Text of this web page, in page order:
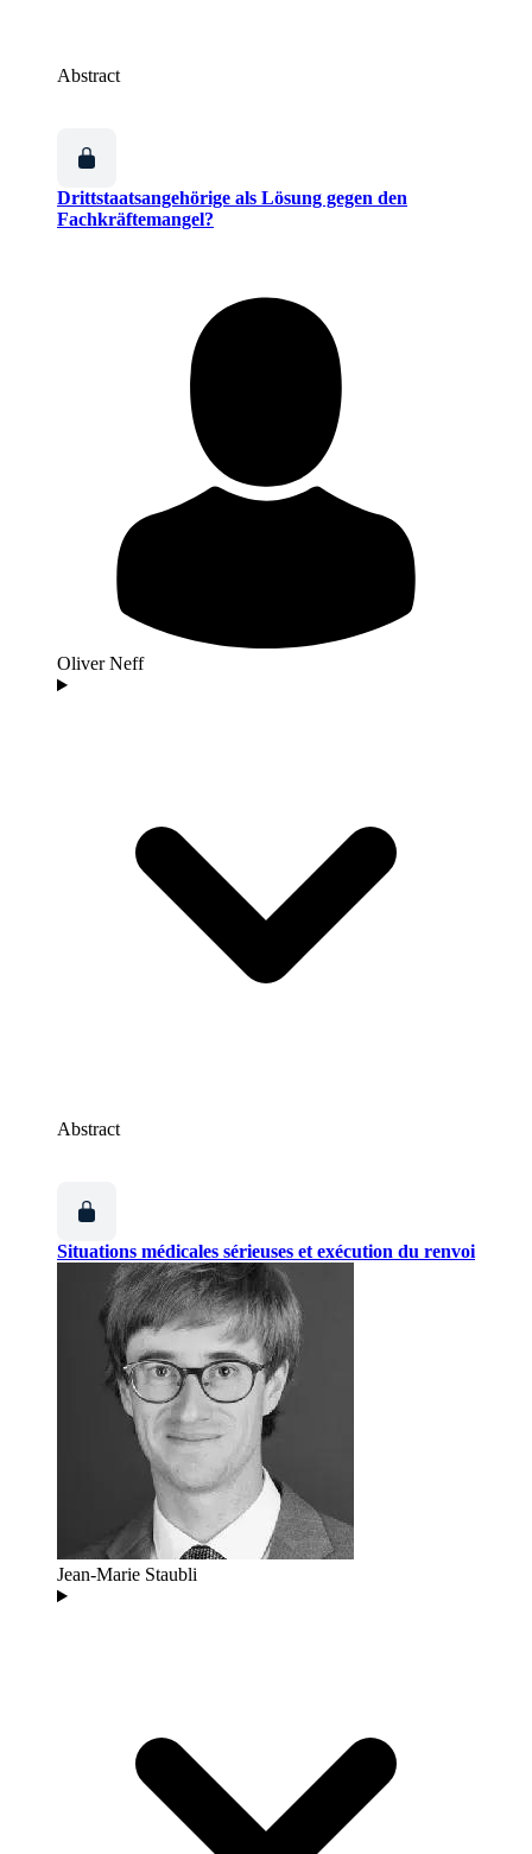
Abstract
Drittstaatsangehörige als Lösung gegen den
Fachkräftemangel?
Oliver Neff
Abstract
Situations médicales sérieuses et exécution du renvoi
Jean-Marie Staubli